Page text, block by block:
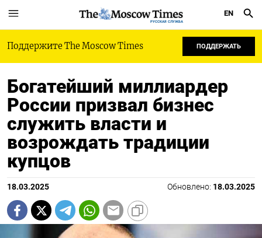
РУССКАЯ СЛУЖБА
EN
Поддержите The Moscow Times ПОДДЕРЖАТЬ
Богатейший миллиардер
России призвал бизнес
служить власти и
возрождать традиции
купцов
18.03.2025 Обновлено: 18.03.2025